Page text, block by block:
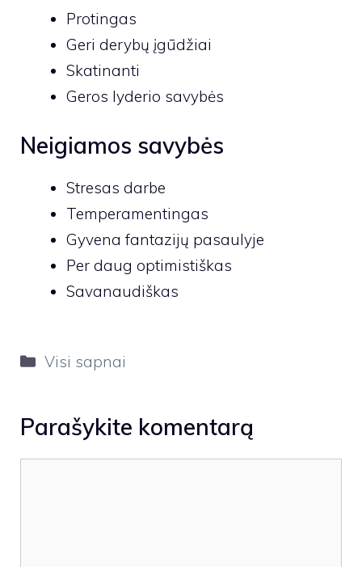
Protingas
Geri derybų įgūdžiai
Skatinanti
Geros lyderio savybės
Neigiamos savybės
Stresas darbe
Temperamentingas
Gyvena fantazijų pasaulyje
Per daug optimistiškas
Savanaudiškas
Kategorijos
Visi sapnai
Parašykite komentarą